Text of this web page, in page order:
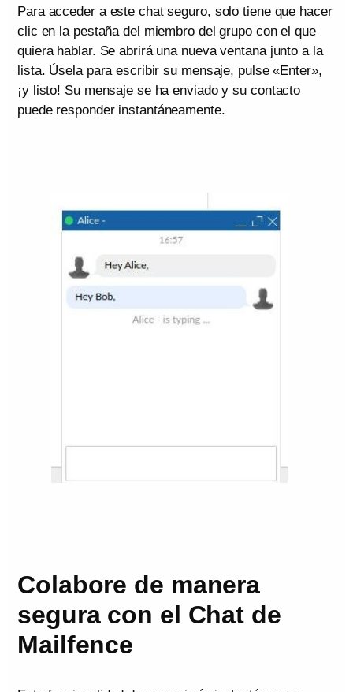
Para acceder a este chat seguro, solo tiene que hacer
clic en la pestaña del miembro del grupo con el que
quiera hablar. Se abrirá una nueva ventana junto a la
lista. Úsela para escribir su mensaje, pulse «Enter»,
¡y listo! Su mensaje se ha enviado y su contacto
puede responder instantáneamente.
Colabore de manera
segura con el Chat de
Mailfence